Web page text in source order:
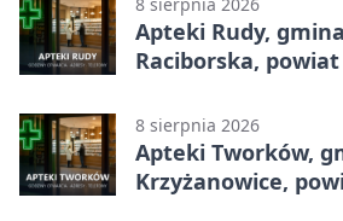
8 sierpnia 2026
Apteki Rudy,
Raciborska,
8 sierpnia 2026
Apteki Tworków,
Krzyżanowice,